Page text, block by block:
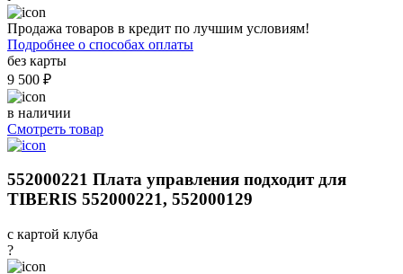
Продажа товаров в кредит по лучшим условиям!
Подробнее о способах оплаты
без карты
9 500 ₽
в наличии
Смотреть товар
552000221 Плата управления подходит для
TIBERIS 552000221, 552000129
с картой клуба
?